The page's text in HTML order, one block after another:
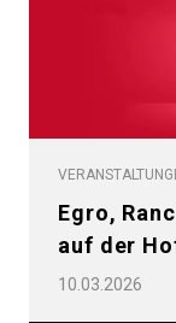
Egro,
auf der
10.03.2026